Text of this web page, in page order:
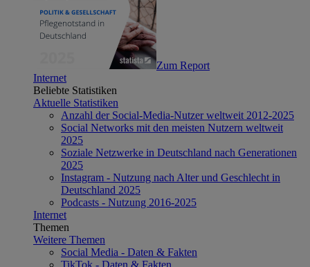
Zum Report
Internet
Beliebte Statistiken
Aktuelle Statistiken
Anzahl der Social-Media-Nutzer weltweit 2012-2025
Social Networks mit den meisten Nutzern weltweit
2025
Soziale Netzwerke in Deutschland nach Generationen
2025
Instagram - Nutzung nach Alter und Geschlecht in
Deutschland 2025
Podcasts - Nutzung 2016-2025
Internet
Themen
Weitere Themen
Social Media - Daten & Fakten
TikTok - Daten & Fakten